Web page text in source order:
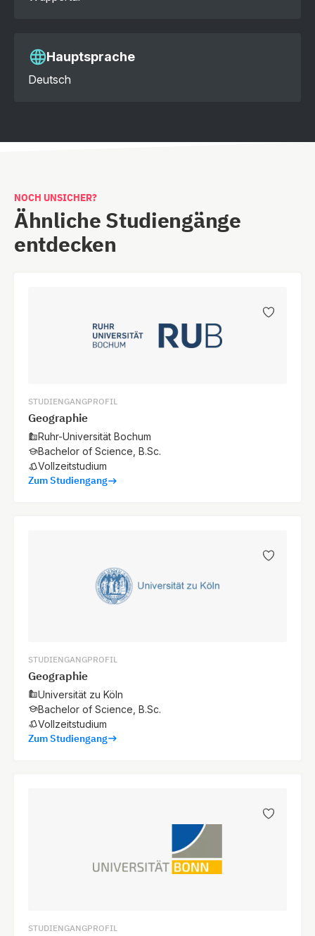
Hauptsprache
Deutsch
NOCH UNSICHER?
Ähnliche Studiengänge
entdecken
STUDIENGANGPROFIL
Geographie
Ruhr-Universität Bochum
Bachelor of Science, B.Sc.
Vollzeitstudium
Zum Studiengang
STUDIENGANGPROFIL
Geographie
Universität zu Köln
Bachelor of Science, B.Sc.
Vollzeitstudium
Zum Studiengang
STUDIENGANGPROFIL